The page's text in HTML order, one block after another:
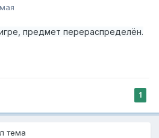
предмет перераспределён.
1
тема